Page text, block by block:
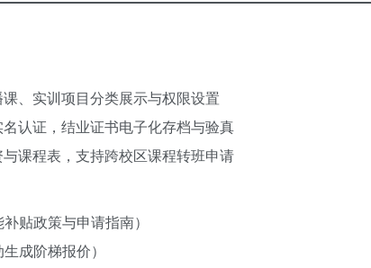
、实训项目分类展示与权限设置
名认证，结业证书电子化存档与验真
与课程表，支持跨校区课程转班申请
贴政策与申请指南）
成阶梯报价）